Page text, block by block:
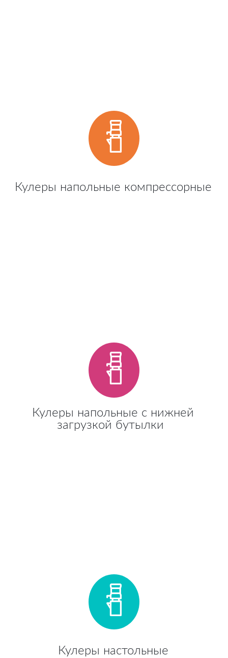
Кулеры напольные компрессорные
Кулеры напольные с нижней
загрузкой бутылки
Кулеры настольные